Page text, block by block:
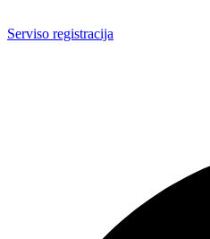
Serviso registracija